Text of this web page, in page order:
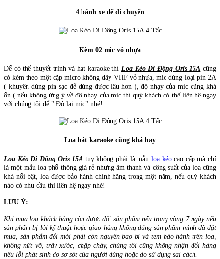
4 bánh xe để di chuyển
Kèm 02 mic vỏ nhựa
Để có thế thuyết trình và hát karaoke thì Loa Kéo Di Động Oris 15A cũng
có kèm theo một cặp micro không dây VHF vỏ nhựa, mic dùng loại pin 2A
( khuyên dùng pin sạc để dùng được lâu hơn ), độ nhạy của mic cũng khá
ổn ( nếu không ứng ý về độ nhạy của mic thì quý khách có thế liên hệ ngay
với chúng tôi để " Độ lại mic" nhé!
Loa hát karaoke cũng khá hay
Loa Kéo Di Động Oris 15A tuy không phải là mẫu loa kéocao cấp mà chỉ
là một mẫu loa phổ thông giá rẻ nhưng âm thanh và công suất của loa cũng
khá nổi bật, loa được bảo hành chính hãng trong một năm, nếu quý khách
nào có nhu cầu thì liên hệ ngay nhé!
LƯU Ý:
Khi mua loa khách hàng còn được đổi sản phẩm nếu trong vòng 7 ngày nếu
sản phẩm bị lỗi kỹ thuật hoặc giao hàng không đúng sản phẩm mình đã đặt
mua, sản phẩm đổi mới phải còn nguyên bao bì và tem bảo hành trên loa,
không nứt vỡ, trầy xước, chập cháy, chúng tôi cũng không nhận đổi hàng
nếu lỗi phát sinh do sơ sót của người dùng hoặc do sử dụng sai cách.